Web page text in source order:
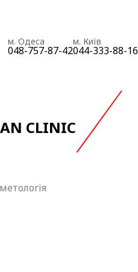
м. Одеса
048-757-87-42
м. Київ
044-333-88-16
CLINIC